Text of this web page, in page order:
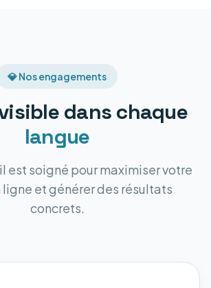
💎 Nos engagements
dans chaque
langue
est soigné pour maximiser votre
et générer des résultats
concrets.